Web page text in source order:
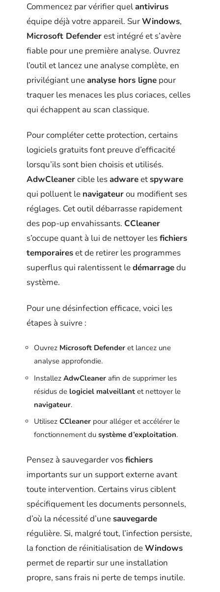
Commencez par vérifier quelantivirus
équipe déjà votre appareil. SurWindows,
Microsoft Defenderest intégré et s’avère
fiable pour une première analyse. Ouvrez
l’outil et lancez une analyse complète, en
privilégiant uneanalyse hors ligne pour
traquer les menaces les plus coriaces, celles
qui échappent au scan classique.
Pour compléter cette protection, certains
logiciels gratuits font preuve d’efficacité
lorsqu’ils sont bien choisis et utilisés.
AdwCleanercible lesadwareetspyware
qui polluent le navigateurou modifient ses
réglages. Cet outil débarrasse rapidement
des pop-up envahissants. CCleaner
s’occupe quant à lui de nettoyer lesfichiers
temporaireset de retirer les programmes
superflus qui ralentissent ledémarragedu
système.
Pour une désinfection efficace, voici les
étapes à suivre :
Ouvrez Microsoft Defender et lancez une
analyse approfondie.
Installez AdwCleaner afin de supprimer les
résidus de logiciel malveillant et nettoyer le
navigateur.
Utilisez CCleaner pour alléger et accélérer le
fonctionnement du système d’exploitation.
Pensez à sauvegarder vosfichiers
importants sur un support externe avant
toute intervention. Certains virus ciblent
spécifiquement les documents personnels,
d’où la nécessité d’unesauvegarde
régulière. Si, malgré tout, l’infection persiste,
la fonction de réinitialisation deWindows
permet de repartir sur une installation
propre, sans frais ni perte de temps inutile.